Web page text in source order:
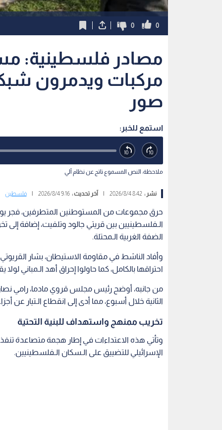
0
0
مركبات ويدمرون
صور
استمع للخبر:
ملاحظة: النص المسموع ناتج عن نظام آلي
نشر :8:42 2026/8/4 آخر تحديث :9:16 2026/8/4 فلسطين
حرق مجموعات من المستوطنين المتطرفين، فجر يوم
الـفلسطينيين بين قريتي جالود وتلفيت، إضافة
الضفة الغربية الـمحتلة.
وأفاد الناشط في مقاومة الاستيطان، بشار
احتراقها بالكامل، كما حاولوا إحراق أهد الـمباني لولا
من جانبه، أوضح رئيس مجلس قروي مادما، رامي
الثانية خلال أسبوع، مما أدى إلى انقطاع الـتيار عن
تخريب ممنهج واستهداف للبنية التحتية
وتأتي هذه الاعتداءات في إطار هجمة متصاعدة
الإسرائيلي للتضييق على الـسكان الـفلسطينيين.